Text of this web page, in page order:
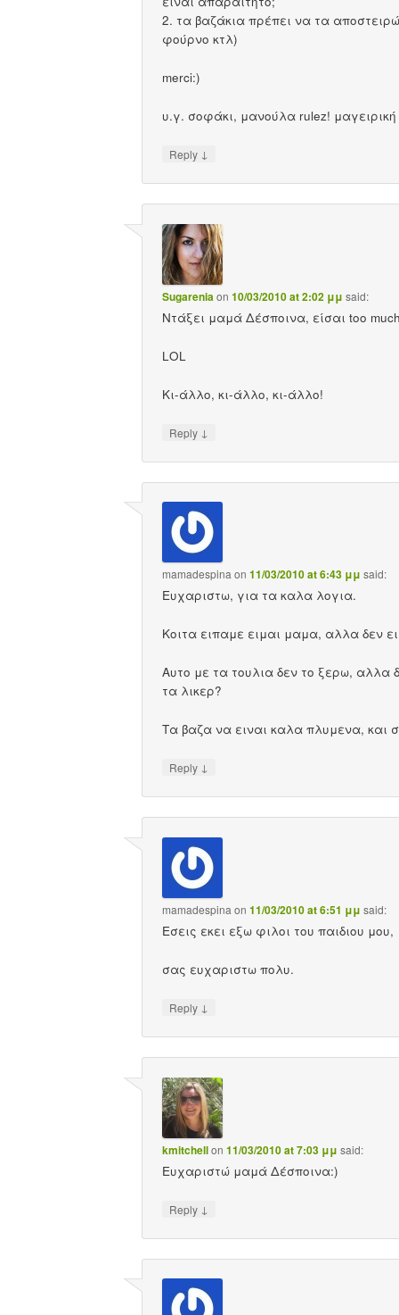
2. τα βαζάκια πρέπει να τα
φούρνο κτλ)
merci:)
υ.γ. σοφάκι, μανούλα rulez!
Reply ↓
Sugareniaon 10/03/2010 at 2:02 μμ said:
Ντάξει μαμά Δέσποινα, είσαι too
LΟL
Κι-άλλο, κι-άλλο, κι-άλλο!
Reply ↓
mamadespinaon 11/03/2010 at 6:43 μμ said:
Ευχαριστω, για τα καλα λογια.
Κοιτα ειπαμε ειμαι μαμα, αλλα δεν
Αυτο με τα τουλια δεν το ξερω, αλλα
τα λικερ?
Τα βαζα να ειναι καλα πλυμενα, και
Reply ↓
mamadespina on 11/03/2010 at 6:51 μμ said:
Εσεις εκει εξω φιλοι του παιδιου μου,
σας ευχαριστω πολυ.
Reply ↓
kmitchellon 11/03/2010 at 7:03 μμ said:
Ευχαριστώ μαμά Δέσποινα:)
Reply ↓